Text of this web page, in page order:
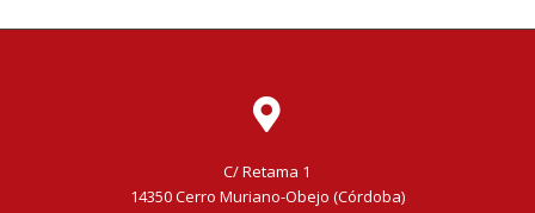
C/ Retama 1
14350 Cerro Muriano-Obejo (Córdoba)